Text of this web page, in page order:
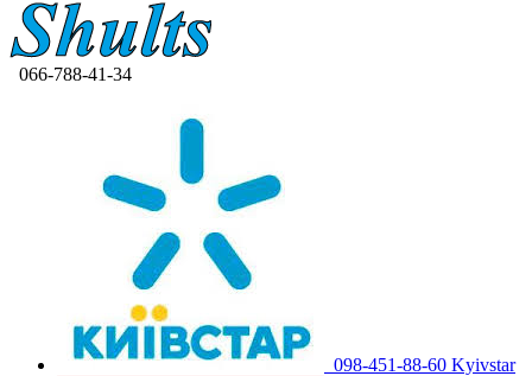
066-788-41-34
098-451-88-60 Kyivstar